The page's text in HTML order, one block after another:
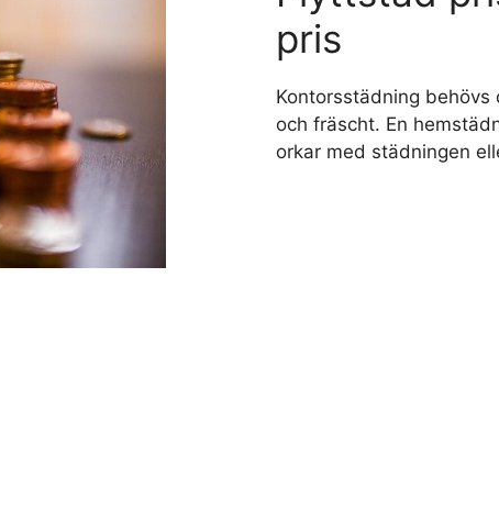
pris
Kontorsstädning
och fräscht. En
orkar med städningen